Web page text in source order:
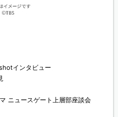
インタビュー
ニュースゲート上層部座談会